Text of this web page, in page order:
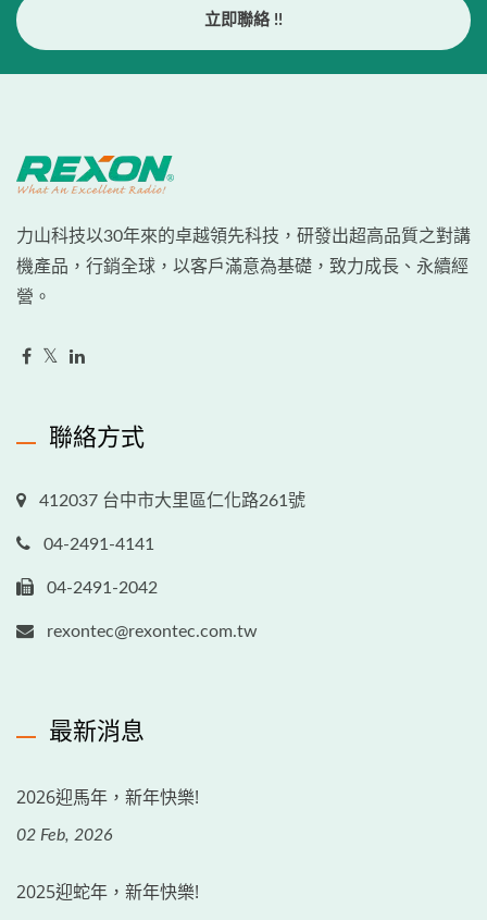
立即聯絡 !!
力山科技以30年來的卓越領先科技，研發出超高品質之對講
機產品，行銷全球，以客戶滿意為基礎，致力成長、永續經
營。
聯絡方式
412037 台中市大里區仁化路261號
04-2491-4141
04-2491-2042
rexontec@rexontec.com.tw
最新消息
2026迎馬年，新年快樂!
02 Feb, 2026
2025迎蛇年，新年快樂!